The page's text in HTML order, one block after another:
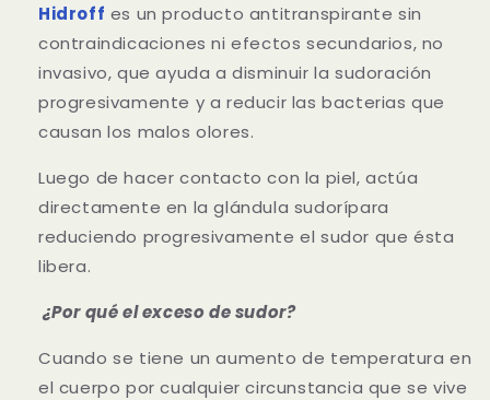
Hidroff es un producto antitranspirante sin
contraindicaciones ni efectos secundarios, no
invasivo, que ayuda a disminuir la sudoración
progresivamente y a reducir las bacterias que
causan los malos olores.
Luego de hacer contacto con la piel, actúa
directamente en la glándula sudorípara
reduciendo progresivamente el sudor que ésta
libera.
¿Por qué el exceso de sudor?
Cuando se tiene un aumento de temperatura en
el cuerpo por cualquier circunstancia que se vive